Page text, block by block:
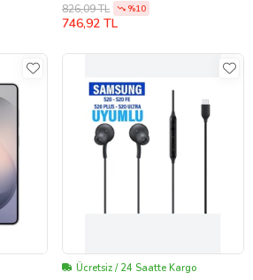
826,09 TL %10
746,92 TL
Ücretsiz / 24 Saatte Kargo